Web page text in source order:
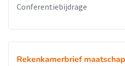
Conferentiebijdrage
Rekenkamerbrief